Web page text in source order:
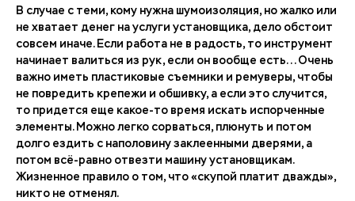
В случае с теми, кому нужна шумоизоляция, но жалко или
не хватает денег на услуги установщика, дело обстоит
совсем иначе. Если работа не в радость, то инструмент
начинает валиться из рук, если он вообще есть... Очень
важно иметь пластиковые съемники и ремуверы, чтобы
не повредить крепежи и обшивку, а если это случится,
то придется еще какое-то время искать испорченные
элементы. Можно легко сорваться, плюнуть и потом
долго ездить с наполовину заклеенными дверями, а
потом всё-равно отвезти машину установщикам.
Жизненное правило о том, что «скупой платит дважды»,
никто не отменял.